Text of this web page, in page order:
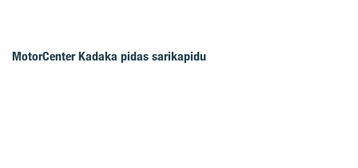
MotorCenter Kadaka pidas sarikapidu